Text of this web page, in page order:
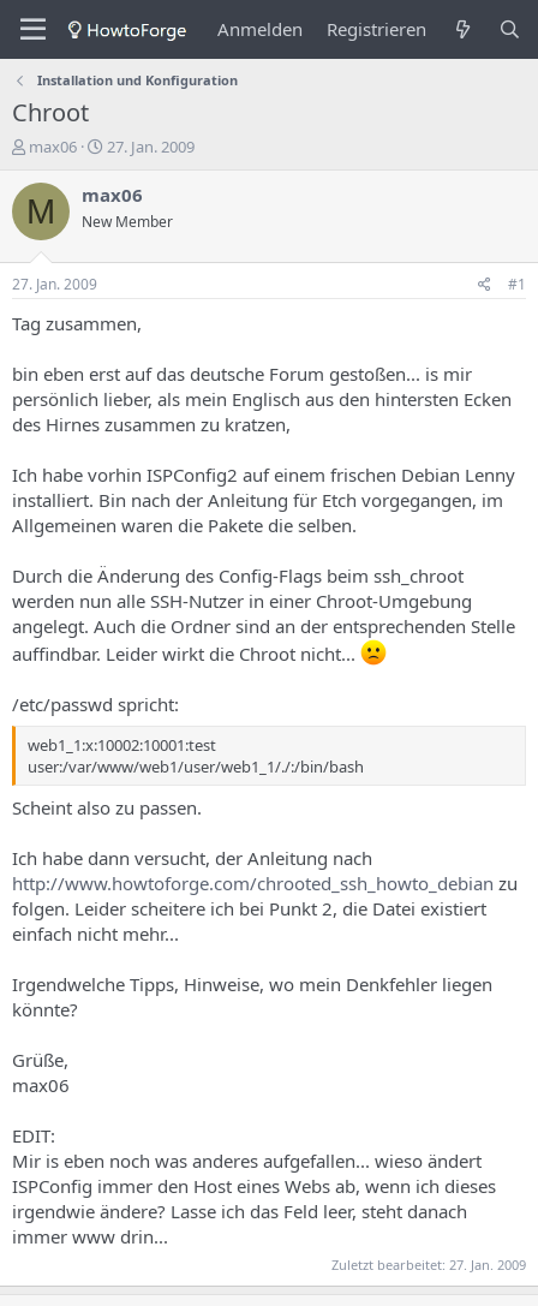
Anmelden Registrieren
Installation und Konfiguration
Chroot
E
s
t
e
l
e
r
d
s
T
h
m
s
max06
E
s
e
n
d
a
t
m
27. Jan. 2009
M max06
New Member
27. Jan. 2009 #1
Tag zusammen,
bin eben erst auf das deutsche Forum gestoßen... is mir
persönlich lieber, als mein Englisch aus den hintersten Ecken
des Hirnes zusammen zu kratzen,
Ich habe vorhin ISPConfig2 auf einem frischen Debian Lenny
installiert. Bin nach der Anleitung für Etch vorgegangen, im
Allgemeinen waren die Pakete die selben.
Durch die Änderung des Config-Flags beim ssh_chroot
werden nun alle SSH-Nutzer in einer Chroot-Umgebung
angelegt. Auch die Ordner sind an der entsprechenden Stelle
auffindbar. Leider wirkt die Chroot nicht...
/etc/passwd spricht:
web1_1:x:10002:10001:test
user:/var/www/web1/user/web1_1/./:/bin/bash
Scheint also zu passen.
Ich habe dann versucht, der Anleitung nach
http://www.howtoforge.com/chrooted_ssh_howto_debian zu
folgen. Leider scheitere ich bei Punkt 2, die Datei existiert
einfach nicht mehr...
Irgendwelche Tipps, Hinweise, wo mein Denkfehler liegen
könnte?
Grüße,
max06
EDIT:
Mir is eben noch was anderes aufgefallen... wieso ändert
ISPConfig immer den Host eines Webs ab, wenn ich dieses
irgendwie ändere? Lasse ich das Feld leer, steht danach
immer www drin...
Zuletzt bearbeitet: 27. Jan. 2009